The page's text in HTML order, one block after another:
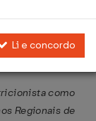
como
Regionais de
Li e concordo